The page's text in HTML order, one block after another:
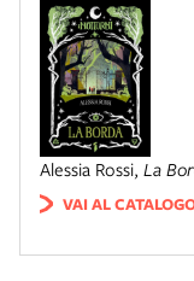
Alessia Rossi, La
VAI AL